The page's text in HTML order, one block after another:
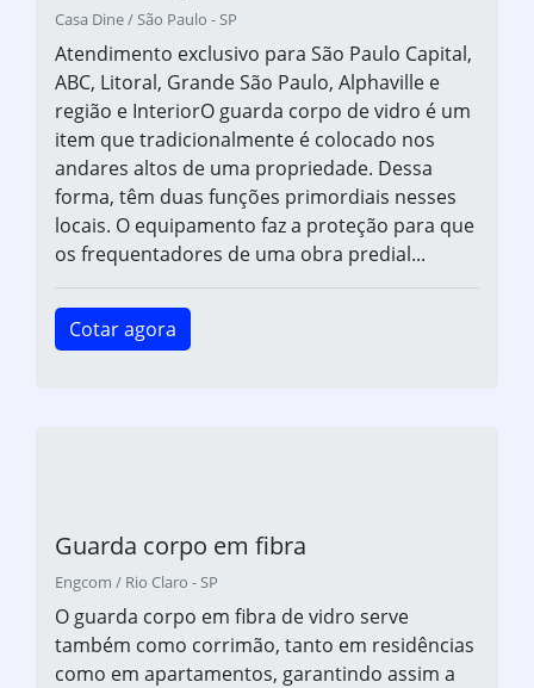
Casa Dine / São Paulo - SP
Atendimento exclusivo para São Paulo Capital,
ABC, Litoral, Grande São Paulo, Alphaville e
região e InteriorO guarda corpo de vidro é um
item que tradicionalmente é colocado nos
andares altos de uma propriedade. Dessa
forma, têm duas funções primordiais nesses
locais. O equipamento faz a proteção para que
os frequentadores de uma obra predial...
Cotar agora
Guarda corpo em fibra
Engcom / Rio Claro - SP
O guarda corpo em fibra de vidro serve
também como corrimão, tanto em residências
como em apartamentos, garantindo assim a